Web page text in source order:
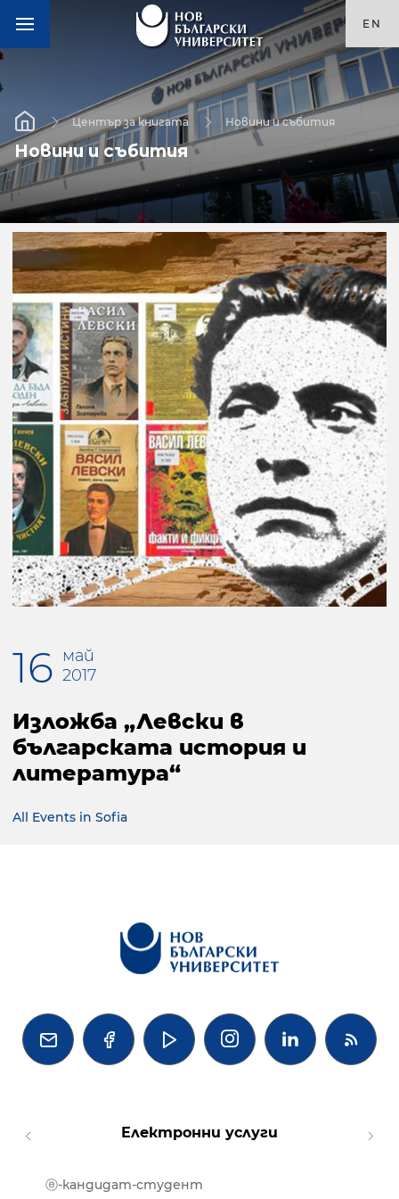
EN
Център за книгата Новини и събития
Новини и събития
16 май
2017
Изложба „Левски в
българската история и
литература“
All Events in Sofia
   
Електронни услуги
ⓔ-кандидат-студент